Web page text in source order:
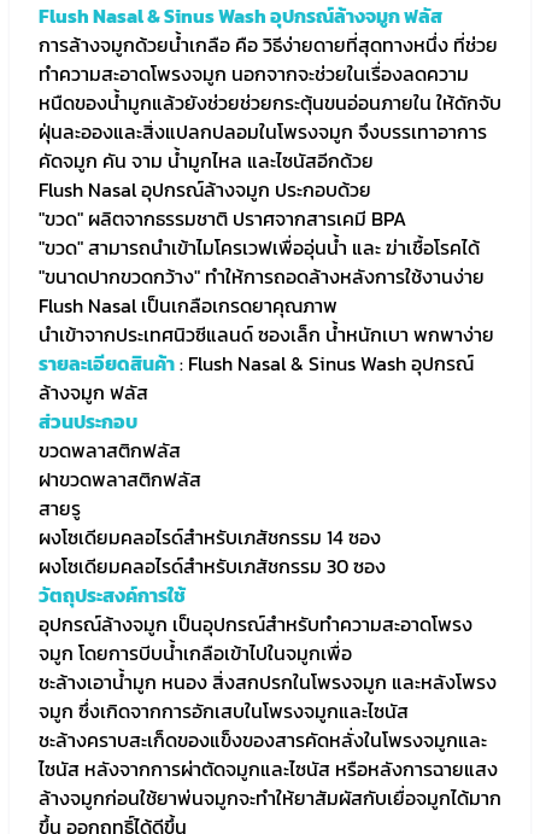
Flush Nasal & Sinus Wash อุปกรณ์ล้างจมูก ฟลัส
การล้างจมูกด้วยน้ำเกลือ คือ วิธีง่ายดายที่สุดทางหนึ่ง ที่ช่วย
ทำความสะอาดโพรงจมูก นอกจากจะช่วยในเรื่องลดความ
หนืดของน้ำมูกแล้วยังช่วยช่วยกระตุ้นขนอ่อนภายใน ให้ดักจับ
ฝุ่นละอองและสิ่งแปลกปลอมในโพรงจมูก จึงบรรเทาอาการ
คัดจมูก คัน จาม น้ำมูกไหล และไซนัสอีกด้วย
Flush Nasal อุปกรณ์ล้างจมูก ประกอบด้วย
"ขวด" ผลิตจากธรรมชาติ ปราศจากสารเคมี BPA
"ขวด" สามารถนำเข้าไมโครเวฟเพื่ออุ่นน้ำ และ ฆ่าเชื้อโรคได้
"ขนาดปากขวดกว้าง" ทำให้การถอดล้างหลังการใช้งานง่าย
Flush Nasal เป็นเกลือเกรดยาคุณภาพ
นำเข้าจากประเทศนิวซีแลนด์ ซองเล็ก น้ำหนักเบา พกพาง่าย
รายละเอียดสินค้า: Flush Nasal & Sinus Wash อุปกรณ์
ล้างจมูก ฟลัส
ส่วนประกอบ
ขวดพลาสติกฟลัส
ฝาขวดพลาสติกฟลัส
สายรู
ผงโซเดียมคลอไรด์สำหรับเภสัชกรรม 14 ซอง
ผงโซเดียมคลอไรด์สำหรับเภสัชกรรม 30 ซอง
วัตถุประสงค์การใช้
อุปกรณ์ล้างจมูก เป็นอุปกรณ์สำหรับทำความสะอาดโพรง
จมูก โดยการบีบน้ำเกลือเข้าไปในจมูกเพื่อ
ชะล้างเอาน้ำมูก หนอง สิ่งสกปรกในโพรงจมูก และหลังโพรง
จมูก ซึ่งเกิดจากการอักเสบในโพรงจมูกและไซนัส
ชะล้างคราบสะเก็ดของแข็งของสารคัดหลั่งในโพรงจมูกและ
ไซนัส หลังจากการผ่าตัดจมูกและไซนัส หรือหลังการฉายแสง
ล้างจมูกก่อนใช้ยาพ่นจมูกจะทำให้ยาสัมผัสกับเยื่อจมูกได้มาก
ขึ้น ออกฤทธิ์ได้ดีขึ้น